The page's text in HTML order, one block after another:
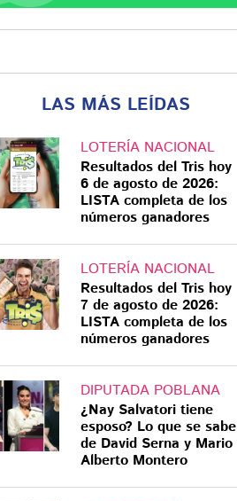
LAS MÁS LEÍDAS
LOTERÍA NACIONAL
Resultados del Tris hoy
6 de agosto de 2026:
LISTA completa de los
números ganadores
LOTERÍA NACIONAL
Resultados del Tris hoy
7 de agosto de 2026:
LISTA completa de los
números ganadores
DIPUTADA POBLANA
¿Nay Salvatori tiene
esposo? Lo que se sabe
de David Serna y Mario
Alberto Montero